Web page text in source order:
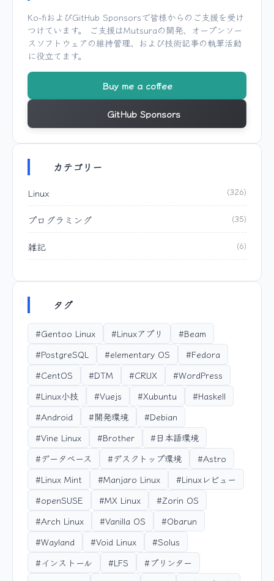
Ko-fiおよびGitHub Sponsorsで皆様からのご支援を受け
つけています。 ご支援はMutsuraの開発、オープンソー
スソフトウェアの維持管理、および技術記事の執筆活動
に役立てます。
Buy me a coffee
GitHub Sponsors
カテゴリー
Linux (326)
プログラミング (35)
雑記 (6)
タグ
#Gentoo Linux #Linuxアプリ
#Beam
#PostgreSQL
#elementary OS
#Fedora
#CentOS
#DTM #CRUX
#WordPress
#Linux小技
#Vuejs #Xubuntu
#Haskell
#Android
#開発環境
#Debian
#Vine Linux
#Brother
#日本語環境
#データベース
#デスクトップ環境
#Astro
#Linux Mint
#Manjaro Linux
#Linuxレビュー
#openSUSE
#MX Linux
#Zorin OS
#Arch Linux
#Vanilla OS
#Obarun
#Wayland
#Void Linux
#Solus
#インストール
#LFS
#プリンター